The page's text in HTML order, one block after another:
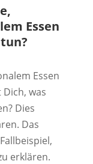
Essen
Essen
was
Dies
Das
erklären.